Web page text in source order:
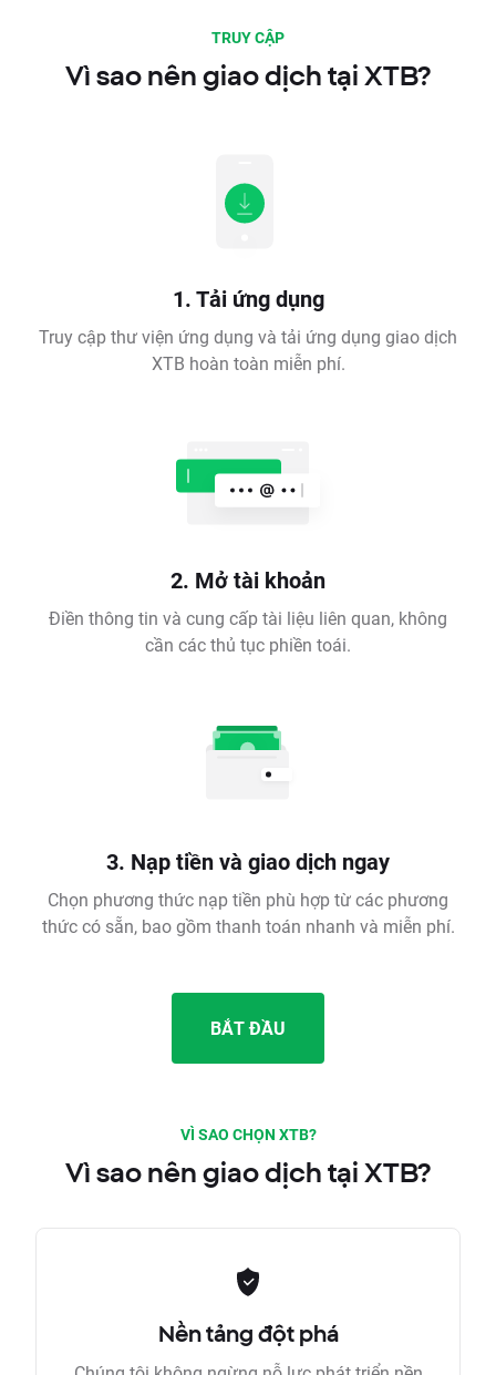
TRUY CẬP
Vì sao nên giao dịch tại XTB?
1. Tải ứng dụng
Truy cập thư viện ứng dụng và tải ứng dụng giao dịch
XTB hoàn toàn miễn phí.
2. Mở tài khoản
Điền thông tin và cung cấp tài liệu liên quan, không
cần các thủ tục phiền toái.
3. Nạp tiền và giao dịch ngay
Chọn phương thức nạp tiền phù hợp từ các phương
thức có sẵn, bao gồm thanh toán nhanh và miễn phí.
BẮT ĐẦU
VÌ SAO CHỌN XTB?
Vì sao nên giao dịch tại XTB?
Nền tảng đột phá